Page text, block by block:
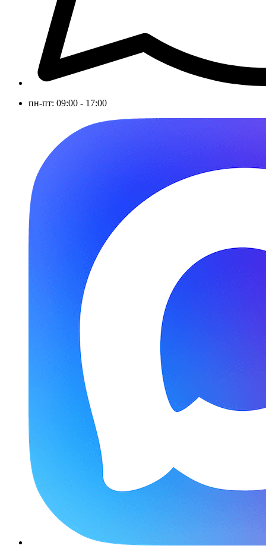
пн-пт: 09:00 - 17:00